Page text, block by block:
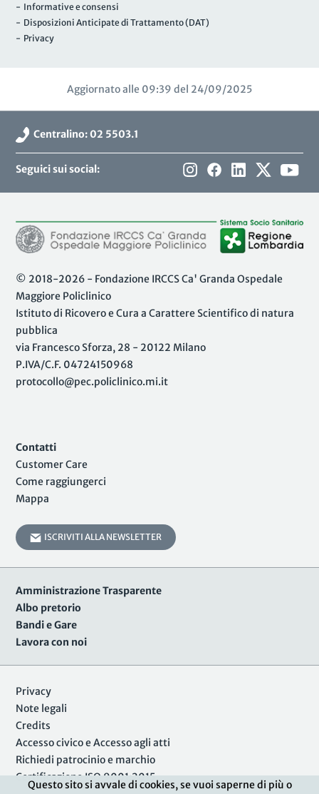
Questo sito si avvale di cookies, se vuoi saperne di più o
- Informative e consensi
- Disposizioni Anticipate di Trattamento (DAT)
- Privacy
Aggiornato alle 09:39 del 24/09/2025
Centralino: 02 5503.1
Seguici sui social:
© 2018-2026 - Fondazione IRCCS Ca' Granda Ospedale
Maggiore Policlinico
Istituto di Ricovero e Cura a Carattere Scientifico di natura
pubblica
via Francesco Sforza, 28 - 20122 Milano
P.IVA/C.F. 04724150968
protocollo@pec.policlinico.mi.it
Contatti
Customer Care
Come raggiungerci
Mappa
ISCRIVITI ALLA NEWSLETTER
Amministrazione Trasparente
Albo pretorio
Bandi e Gare
Lavora con noi
Privacy
Note legali
Credits
Accesso civico e Accesso agli atti
Richiedi patrocinio e marchio
Certificazione ISO 9001:2015